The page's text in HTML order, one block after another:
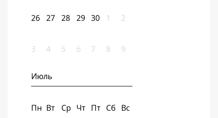
26 27 28 29 30 1 2
3 4 5 6 7 8 9
Июль
Пн Вт Ср Чт Пт Сб Вс